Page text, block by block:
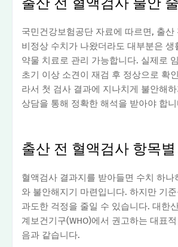
국민건강보험공단 자료에 따르면, 출산
비정상 수치가 나왔더라도 대부분은 생
약물 치료로 관리 가능합니다. 실제로
초기 이상 소견이 재검 후 정상으로 확
라서 첫 검사 결과에 지나치게 불안해
상담을 통해 정확한 해석을 받아야 합
출산 전 혈액검사 항목
혈액검사 결과지를 받아들면 수치 하나
와 불안해지기 마련입니다. 하지만 기
과도한 걱정을 줄일 수 있습니다. 대한
계보건기구(WHO)에서 권고하는 대표
음과 같습니다.